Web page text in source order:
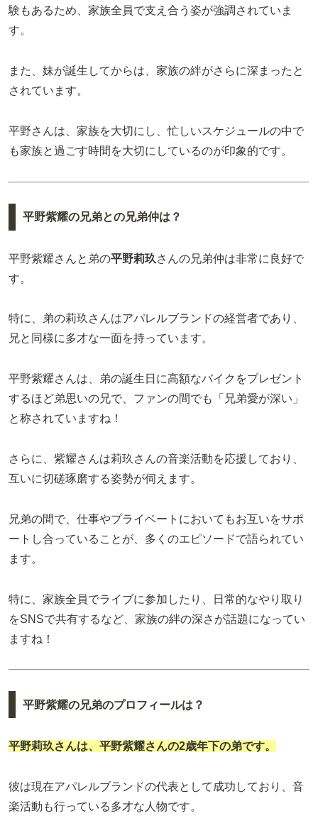
験もあるため、家族全員で支え合う姿が強調されていま
す。
また、妹が誕生してからは、家族の絆がさらに深まったと
されています。
平野さんは、家族を大切にし、忙しいスケジュールの中で
も家族と過ごす時間を大切にしているのが印象的です。
平野紫耀の兄弟との兄弟仲は？
平野紫耀さんと弟の平野莉玖 さんの兄弟仲は非常に良好で
す。
特に、弟の莉玖さんはアパレルブランドの経営者であり、
兄と同様に多才な一面を持っています。
平野紫耀さんは、弟の誕生日に高額なバイクをプレゼント
するほど弟思いの兄で、ファンの間でも「兄弟愛が深い」
と称されていますね！
さらに、紫耀さんは莉玖さんの音楽活動を応援しており、
互いに切磋琢磨する姿勢が伺えます。
兄弟の間で、仕事やプライベートにおいてもお互いをサポ
ートし合っていることが、多くのエピソードで語られてい
ます。
特に、家族全員でライブに参加したり、日常的なやり取り
をSNSで共有するなど、家族の絆の深さが話題になってい
ますね！
平野紫耀の兄弟のプロフィールは？
平野莉玖 さんは、平野紫耀さんの2歳年下の弟です。
彼は現在アパレルブランドの代表として成功しており、音
楽活動も行っている多才な人物です。